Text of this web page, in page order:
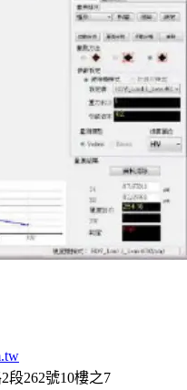
段262號10樓之7